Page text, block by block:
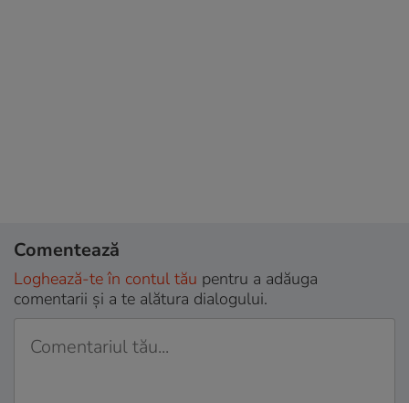
Comentează
Loghează-te în contul tău pentru a adăuga
comentarii și a te alătura dialogului.